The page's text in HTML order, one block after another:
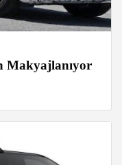
Makyajlanıyor